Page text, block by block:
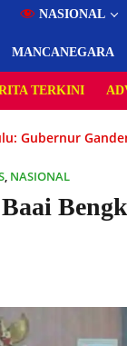
NASIONAL
MANCANEGARA
TERKINI
Gubernur
, NASIONAL